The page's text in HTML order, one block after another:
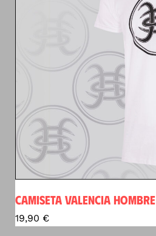
CAMISETA VALENCIA HOMBRE
19,90 €